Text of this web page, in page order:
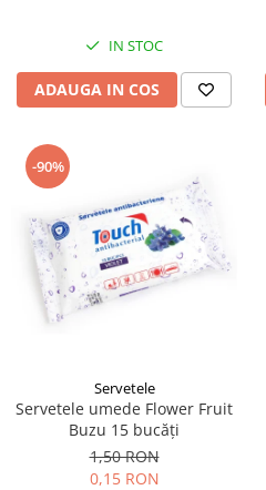
IN STOC
ADAUGA IN COS
-90%
Servetele
Servetele umede Flower Fruit
Buzu 15 bucăți
1,50 RON
0,15 RON